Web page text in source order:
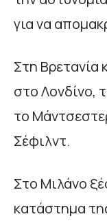
για να
Στη Βρετανία
στο Λονδίνο,
το
Σέφιλντ.
Στο Μιλάνο
κατάστημα